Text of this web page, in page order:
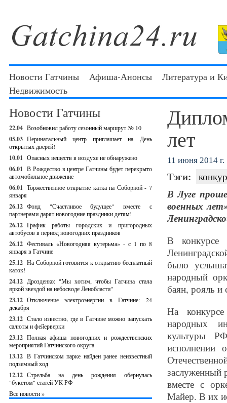
Новости Гатчины Афиша-Анонсы
Литература и
Недвижимость
Новости Гатчины
22.04 Возобновил работу сезонный маршрут № 10
05.03 Перинатальный центр приглашает на День
открытых дверей!
10.01 Опасных веществ в воздухе не обнаружено
06.01 В Рождество в центре Гатчины будет перекрыто
автомобильное движение
06.01 Торжественное открытие катка на Соборной - 7
января
26.12 Фонд "Счастливое будущее" вместе с
партнерами дарят новогодние праздники детям!
26.12 График работы городских и пригородных
автобусов в период новогодних праздников
26.12 Фестиваль «Новогодняя кутерьма» - с 1 по 8
января в Гатчине
25.12 На Соборной готовится к открытию бесплатный
каток!
24.12 Дрозденко: "Мы хотим, чтобы Гатчина стала
яркой звездой на небосводе Ленобласти"
23.12 Отключение электроэнергии в Гатчине: 24
декабря
23.12 Стало известно, где в Гатчине можно запускать
салюты и фейерверки
23.12 Полная афиша новогодних и рождественских
мероприятий Гатчинского округа
13.12 В Гатчинском парке найден ранее неизвестный
подземный ход
12.12 Стрельба на день рождения обернулась
"букетом" статей УК РФ
Все новости »
лет
11 июня 2014 г.
Тэги:
В Луге
военных
В конкурсе
было
народный
баян, рояль и
На
народных
культуры
исполнении
заслуженный
вместе с
Майер. В их